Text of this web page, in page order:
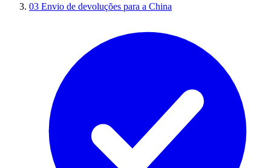
03 Envio de devoluções para a China